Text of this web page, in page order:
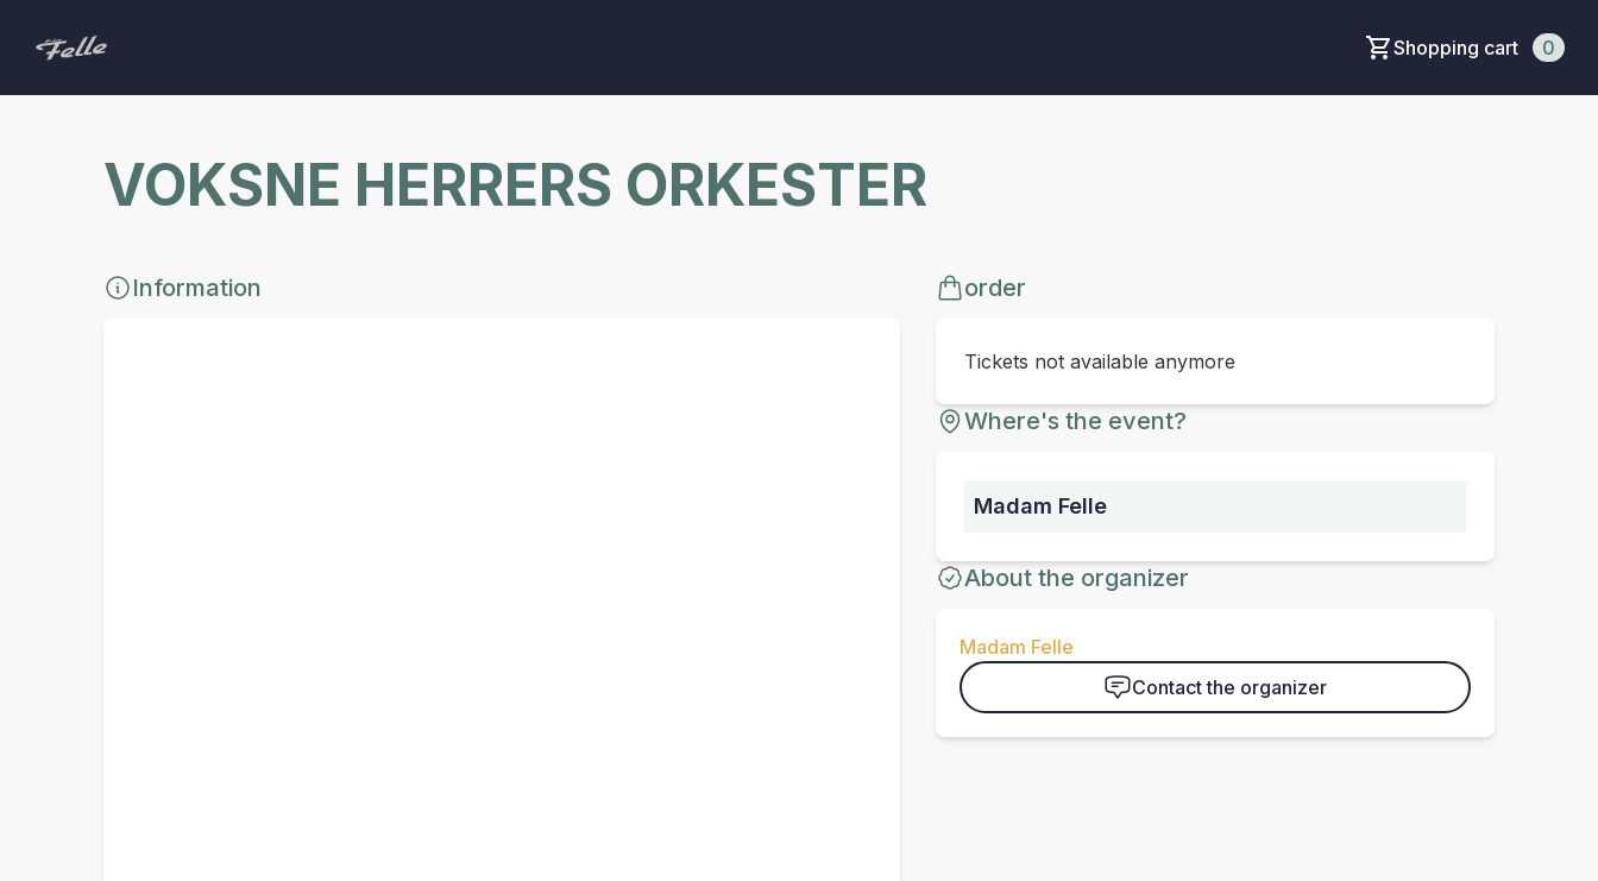
Shopping cart 0
VOKSNE HERRERS ORKESTER
Information order
Tickets not available anymore
Where's the event?
Madam Felle
About the organizer
Madam Felle
Contact the organizer